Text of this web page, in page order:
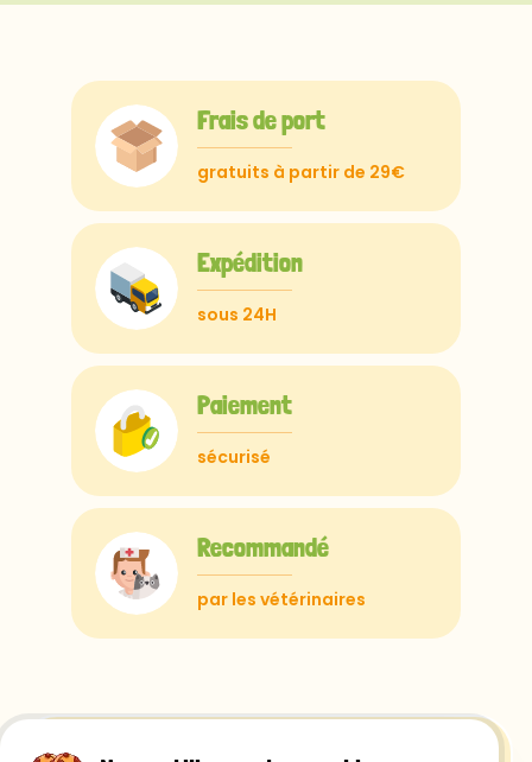
Frais de port
gratuits à partir de 29€
Expédition
sous 24H
Paiement
sécurisé
Recommandé
par les vétérinaires